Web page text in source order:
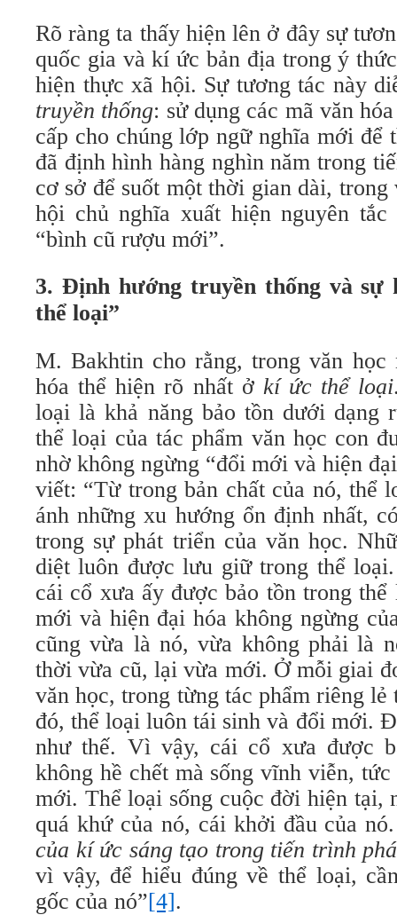
Rõ ràng ta thấy hiện lên ở đây sự
quốc gia và kí ức bản địa trong ý
hiện thực xã hội. Sự tương tác này
truyền thống: sử dụng các mã văn
cấp cho chúng lớp ngữ nghĩa mới để
đã định hình hàng nghìn năm trong
cơ sở để suốt một thời gian dài, trong
hội chủ nghĩa xuất hiện nguyên
“bình cũ rượu mới”.
3. Định hướng truyền thống và sự
thể loại”
M. Bakhtin cho rằng, trong văn học
hóa thể hiện rõ nhất ở kí ức thể loại
loại là khả năng bảo tồn dưới dạng
thể loại của tác phẩm văn học con
nhờ không ngừng “đổi mới và hiện
viết: “Từ trong bản chất của nó, thể
ánh những xu hướng ổn định nhất,
trong sự phát triển của văn học.
diệt luôn được lưu giữ trong thể
cái cổ xưa ấy được bảo tồn trong
mới và hiện đại hóa không ngừng
cũng vừa là nó, vừa không phải là
thời vừa cũ, lại vừa mới. Ở mỗi giai
văn học, trong từng tác phẩm riêng lẻ
đó, thể loại luôn tái sinh và đổi mới.
như thế. Vì vậy, cái cổ xưa được
không hề chết mà sống vĩnh viễn,
mới. Thể loại sống cuộc đời hiện tại,
quá khứ của nó, cái khởi đầu của
của kí ức sáng tạo trong tiến trình
vì vậy, để hiểu đúng về thể loại,
gốc của nó”[4].